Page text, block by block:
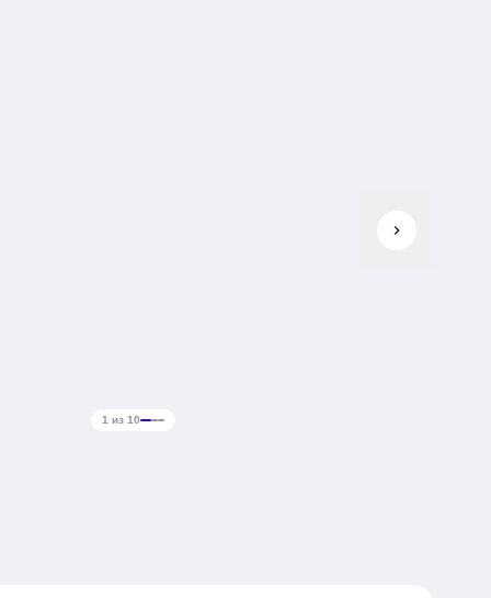
chevron_right
1 из 10